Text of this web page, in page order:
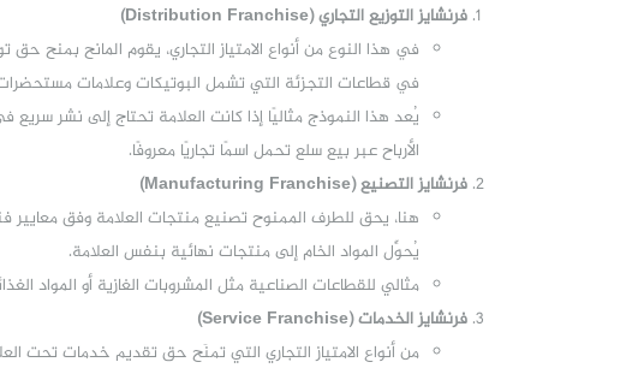
فرنشايز التوزيع التجاري (Distribution Franchise)
في هذا النوع من أنواع الامتياز التجاري، يقوم المانح بمنح
في قطاعات التجزئة التي تشمل البوتيكات وعلامات
يُعد هذا النموذج مثاليًا إذا كانت العلامة تحتاج إلى نشر
الأرباح عبر بيع سلع تحمل اسمًا تجاريًا معروفًا.
فرنشايز التصنيع (Manufacturing Franchise)
هنا، يحق للطرف الممنوح تصنيع منتجات العلامة وفق معايير
يُحوِّل المواد الخام إلى منتجات نهائية بنفس العلامة.
مثالي للقطاعات الصناعية مثل المشروبات الغازية أو المواد
فرنشايز الخدمات (Service Franchise)
من أنواع الامتياز التجاري التي تمنَح حق تقديم خدمات تحت